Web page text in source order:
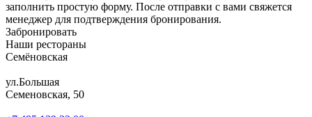
заполнить простую форму. После отправки с вами свяжется
менеджер для подтверждения бронирования.
Забронировать
Наши рестораны
Семёновская
ул.Большая
Семеновская, 50